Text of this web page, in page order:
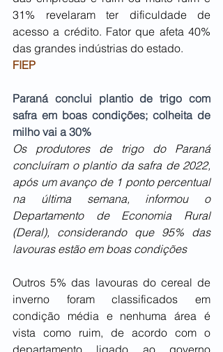
31% revelaram ter dificuldade de
acesso a crédito. Fator que afeta 40%
das grandes indústrias do estado.
FIEP
Paraná conclui plantio de trigo com
safra em boas condições; colheita de
milho vai a 30%
Os produtores de trigo do Paraná
concluíram o plantio da safra de 2022,
após um avanço de 1 ponto percentual
na última semana, informou o
Departamento de Economia Rural
(Deral), considerando que 95% das
lavouras estão em boas condições
Outros 5% das lavouras do cereal de
inverno foram classificados em
condição média e nenhuma área é
vista como ruim, de acordo com o